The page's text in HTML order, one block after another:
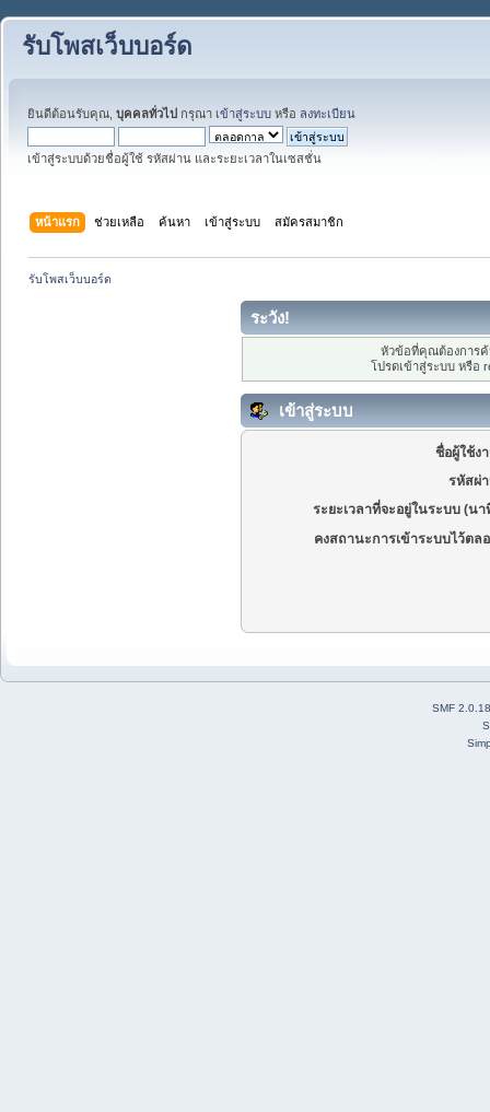
รับโพสเว็บบอร์ด
ยินดีต้อนรับคุณ, บุคคลทั่วไป กรุณา เข้าสู่ระบบ หรือ ลงทะเบียน
เข้าสู่ระบบด้วยชื่อผู้ใช้ รหัสผ่าน และระยะเวลาในเซสชั่น
หน้าแรก ช่วยเหลือ ค้นหา เข้าสู่ระบบ สมัครสมาชิก
รับโพสเว็บบอร์ด
ระวัง!
หัวข้อที่คุณต้องการ
โปรดเข้าสู่ระบบ หรือ
เข้าสู่ระบบ
ชื่อผู้ใช้ง
รหัสผ่
ระยะเวลาที่จะอยู่ในระบบ (นา
คงสถานะการเข้าระบบไว้ตล
SMF 2.0.18